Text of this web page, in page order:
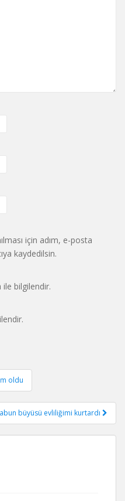
için adım, e-posta
kaydedilsin.
bilgilendir.
oldu
büyüsü evliliğimi kurtardı